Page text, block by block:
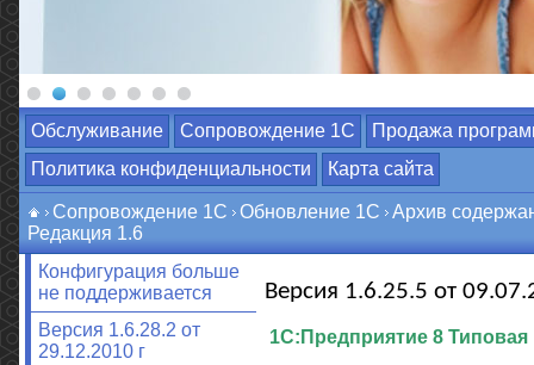
Обслуживание Сопровождение 1С
Продажа
Политика конфиденциальности
Карта сайта
Сопровождение 1С Обновление 1С
Архив
Редакция 1.6
Конфигурация больше
не поддерживается
Версия 1.6.28.2 от
29.12.2010 г
Версия 1.6.25.5 от
1С:Предприятие 8 Типовая